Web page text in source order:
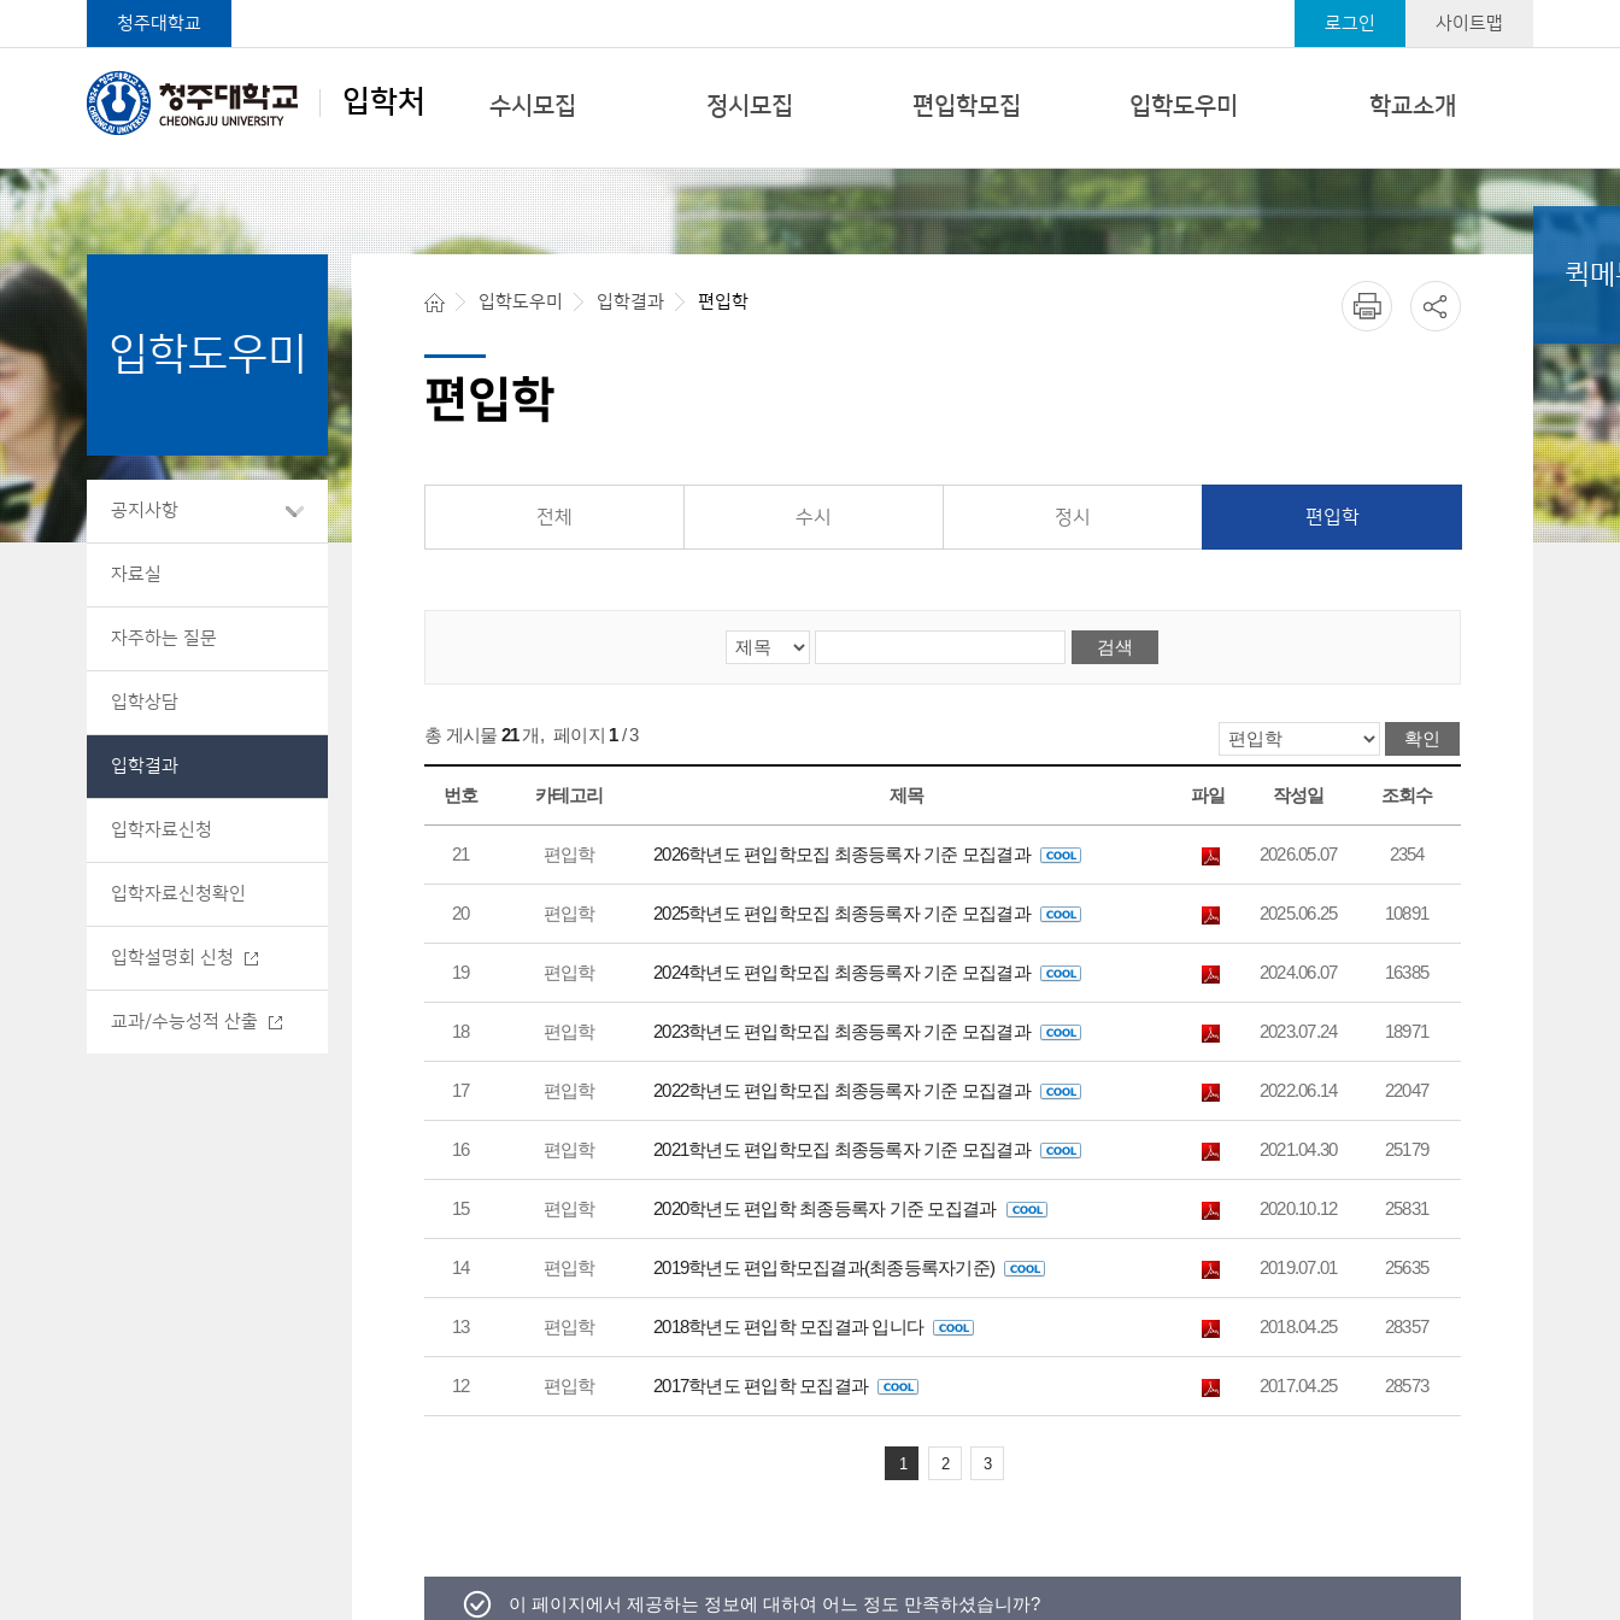
입학처
청주대학교 로그인 사이트맵
학생중심 글로벌대학
청주대학교 입학처
수시모집 정시모집 편입학모집 입학도우미 학교소개
입학도우미
공지사항
자료실
자주하는 질문
입학상담
입학결과
입학자료신청
입학자료신청확인
입학설명회 신청
교과/수능성적 산출
입학도우미 입학결과 편입학
편입학
전체 수시 정시 편입학
총 게시물 21개, 페이지 1/ 3
번호 카테고리 제목 파일 작성일 조회수
21 편입학 2026학년도 편입학모집 최종등록자 기준 모집결과 2026.05.07 2354
20 편입학 2025학년도 편입학모집 최종등록자 기준 모집결과 2025.06.25 10891
19 편입학 2024학년도 편입학모집 최종등록자 기준 모집결과 2024.06.07 16385
18 편입학 2023학년도 편입학모집 최종등록자 기준 모집결과 2023.07.24 18971
17 편입학 2022학년도 편입학모집 최종등록자 기준 모집결과 2022.06.14 22047
16 편입학 2021학년도 편입학모집 최종등록자 기준 모집결과 2021.04.30 25179
15 편입학 2020학년도 편입학 최종등록자 기준 모집결과 2020.10.12 25831
14 편입학 2019학년도 편입학모집결과(최종등록자기준) 2019.07.01 25635
13 편입학 2018학년도 편입학 모집결과 입니다 2018.04.25 28357
12 편입학 2017학년도 편입학 모집결과 2017.04.25 28573
1 2 3
이 페이지에서 제공하는 정보에 대하여 어느 정도 만족하셨습니까?
퀵